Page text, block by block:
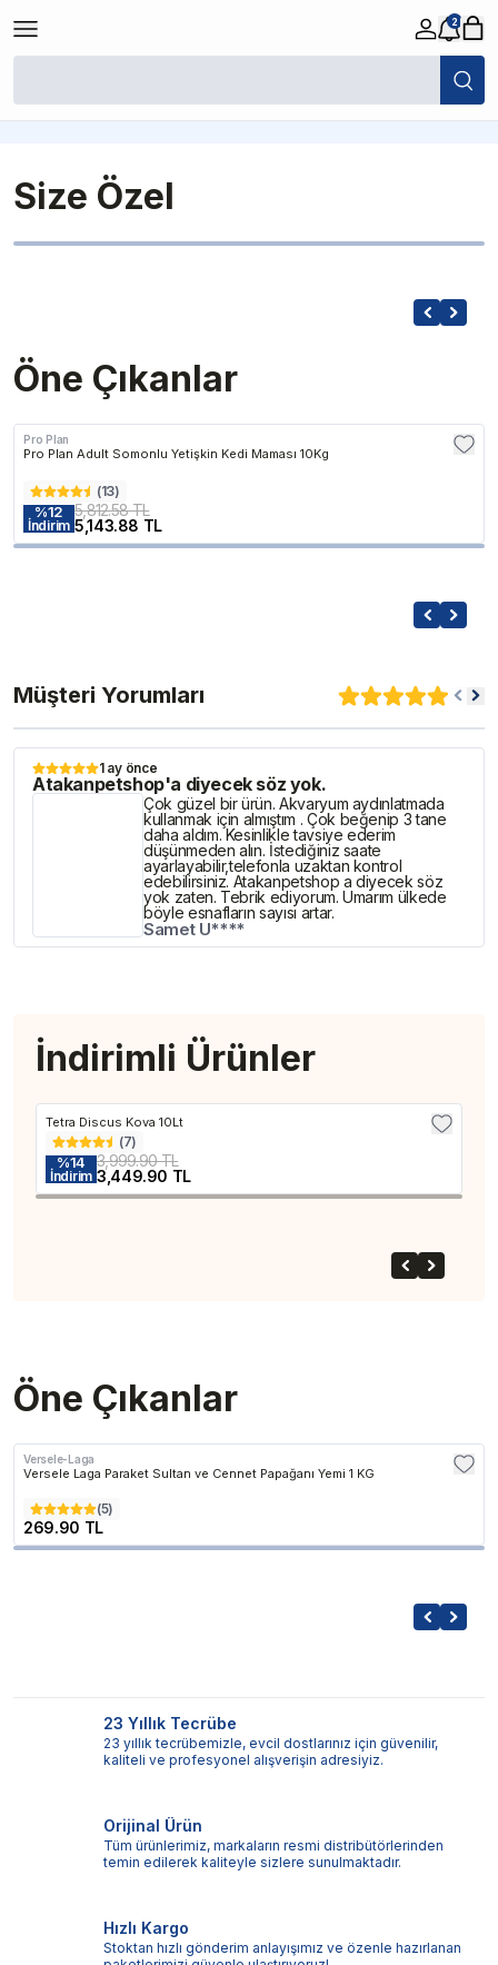
2
Size Özel
Öne Çıkanlar
Kargo Bedava
Pro Plan
Pro Plan Adult Somonlu Yetişkin Kedi Maması 10Kg
(13)
%12
İndirim
5,812.58 TL
5,143.88 TL
Müşteri Yorumları
1 ay önce
Atakanpetshop'a diyecek söz yok.
Çok güzel bir ürün. Akvaryum aydınlatmada
kullanmak için almıştım . Çok beğenip 3 tane
daha aldım. Kesinlikle tavsiye ederim
düşünmeden alın. İstediğiniz saate
ayarlayabilir,telefonla uzaktan kontrol
edebilirsiniz. Atakanpetshop a diyecek söz
yok zaten. Tebrik ediyorum. Umarım ülkede
böyle esnafların sayısı artar.
Samet U****
İndirimli Ürünler
Kargo Bedava
Tetra Discus Kova 10Lt
(7)
%14
İndirim
3,999.90 TL
3,449.90 TL
Öne Çıkanlar
Versele-Laga
Versele Laga Paraket Sultan ve Cennet Papağanı Yemi 1 KG
(5)
269.90 TL
23 Yıllık Tecrübe
23 yıllık tecrübemizle, evcil dostlarınız için güvenilir,
kaliteli ve profesyonel alışverişin adresiyiz.
Orijinal Ürün
Tüm ürünlerimiz, markaların resmi distribütörlerinden
temin edilerek kaliteyle sizlere sunulmaktadır.
Hızlı Kargo
Stoktan hızlı gönderim anlayışımız ve özenle hazırlanan